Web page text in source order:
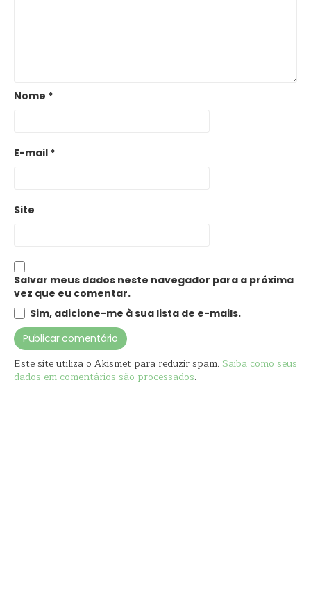
Nome *
E-mail *
Site
Salvar meus dados neste navegador para a próxima
vez que eu comentar.
Sim, adicione-me à sua lista de e-mails.
Este site utiliza o Akismet para reduzir spam. Saiba como seus
dados em comentários são processados.